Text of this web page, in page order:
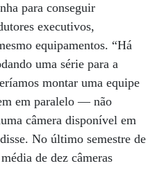
para conseguir
executivos,
equipamentos. “Há
uma série para a
montar uma equipe
em paralelo — não
câmera disponível em
No último semestre de
de dez câmeras